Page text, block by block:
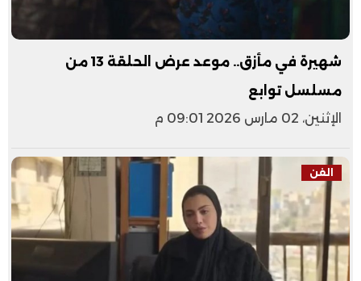
شهيرة في مأزق.. موعد عرض الحلقة 13 من
مسلسل توابع
الإثنين، 02 مارس 2026 09:01 م
الفن